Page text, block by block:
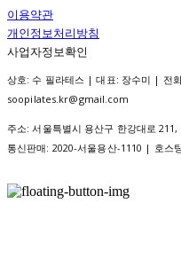
이용약관
개인정보처리방침
사업자정보확인
상호: 수 필라테스 | 대표: 장수미 | 전
soopilates.kr@gmail.com
주소: 서울특별시 용산구 한강대로
통신판매: 2020-서울용산-1110 | 호스